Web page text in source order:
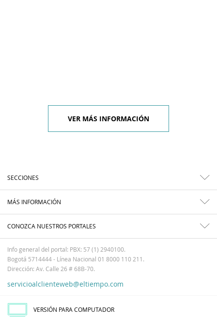
VER MÁS INFORMACIÓN
SECCIONES
MÁS INFORMACIÓN
CONOZCA NUESTROS PORTALES
Info general del portal: PBX: 57 (1) 2940100.
Bogotá 5714444 - Línea Nacional 01 8000 110 211.
Dirección: Av. Calle 26 # 68B-70.
servicioalclienteweb@eltiempo.com
VERSIÓN PARA COMPUTADOR